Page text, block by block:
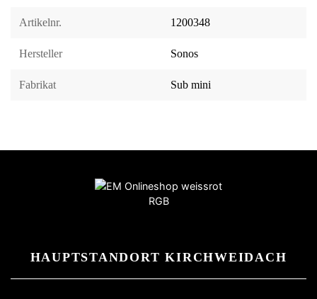
Artikelnr. 1200348
Hersteller Sonos
Fabrikat Sub mini
HAUPTSTANDORT KIRCHWEIDACH